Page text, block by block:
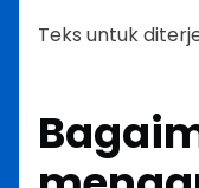
Teks untuk